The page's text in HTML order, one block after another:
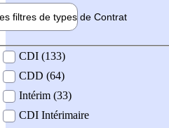
filtres de types de Contrat
contrat
CDI (133)
CDD (64)
Intérim (33)
CDI Intérimaire